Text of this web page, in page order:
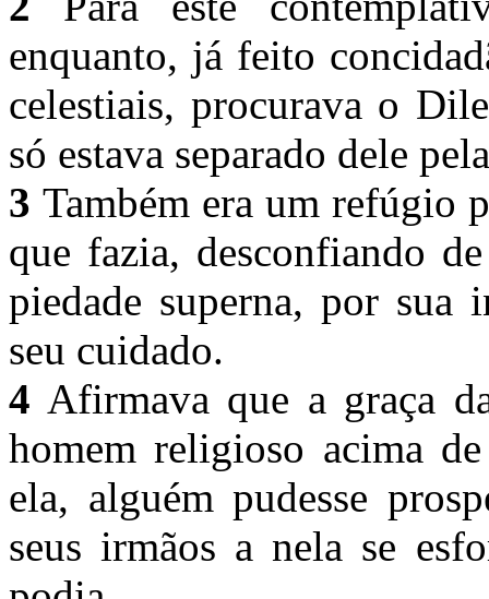
enquanto, já feito
celestiais, procurava o
só estava separado dele
3 Também era um refúgio
que fazia, desconfiando
piedade superna, por sua
seu cuidado.
4 Afirmava que a graça
homem religioso acima
ela, alguém pudesse
seus irmãos a nela se